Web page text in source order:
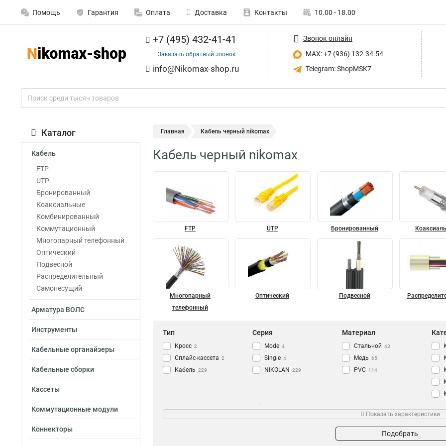
Помощь Гарантия Оплата Доставка Контакты 10.00 - 18.00
+7 (495) 432-41-41
Заказать обратный звонок
info@Nikomax-shop.ru
Звонок онлайн
MAX: +7 (936) 132-34-54
Telegram: ShopMSK7
Каталог
Кабель
FTP
UTP
Бронированный
Коаксиальные
Комбинированный
Коммутационный
Многопарный телефонный
Оптический
Подвесной
Распределительный
Самонесущий
Арматура ВОЛС
Инструменты
Кабельные органайзеры
Кабельные сборки
Кассеты
Коммутационные модули
Коннекторы
Главная Кабель черный nikomax
Кабель черный nikomax
FTP UTP Бронированный
Многопарный
телефонный
Оптический Подвесной
Тип
Кросс 2
Сплайс-кассета 2
Кабель 229
Серия
Mode 4
Single 4
NIKOLAN 229
Материал
Стальной 43
Медь 65
PVC 114
2км 12
Оболочка
PUR 6 IP67 6
Показать характеристики
Подобрать